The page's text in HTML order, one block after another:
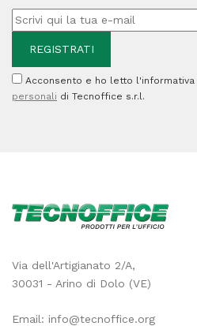
Acconsento e ho letto l'informativa
personali di Tecnoffice s.r.l.
Via dell'Artigianato 2/A,
30031 - Arino di Dolo (VE)
Email: info@tecnoffice.org